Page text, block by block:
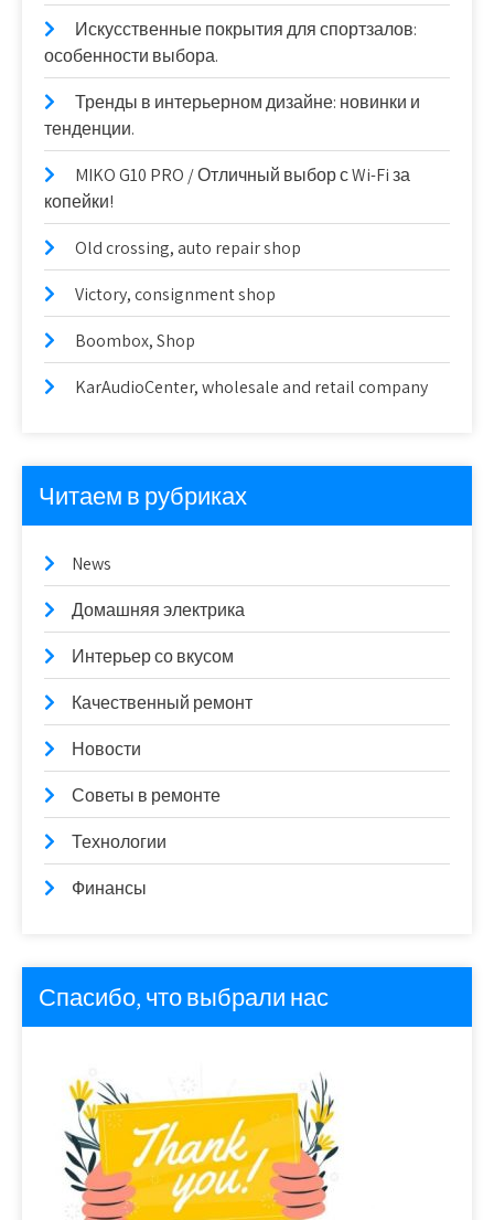
Искусственные покрытия для спортзалов:
особенности выбора.
Тренды в интерьерном дизайне: новинки и
тенденции.
MIKO G10 PRO / Отличный выбор с Wi-Fi за
копейки!
Old crossing, auto repair shop
Victory, consignment shop
Boombox, Shop
KarAudioCenter, wholesale and retail company
Читаем в рубриках
News
Домашняя электрика
Интерьер со вкусом
Качественный ремонт
Новости
Советы в ремонте
Технологии
Финансы
Спасибо, что выбрали нас